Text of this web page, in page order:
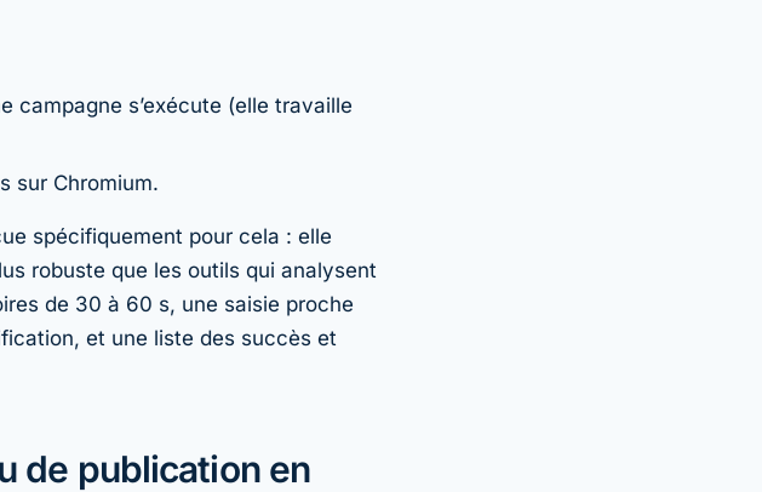
campagne s’exécute (elle travaille
sur Chromium.
spécifiquement pour cela : elle
robuste que les outils qui analysent
de 30 à 60 s, une saisie proche
et une liste des succès et
de publication en